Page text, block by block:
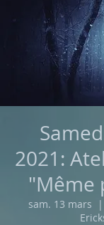
2021:
"Même
sam. 13 mars
  |